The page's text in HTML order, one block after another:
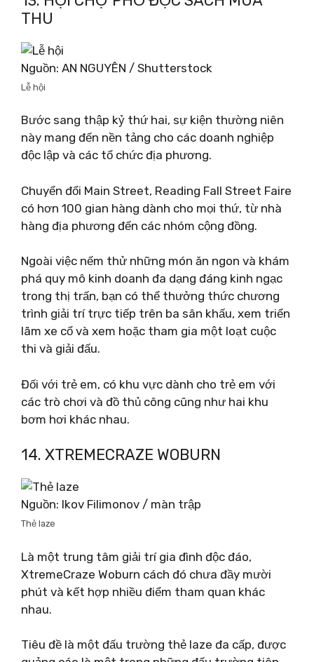
THU
Nguồn: AN NGUYÊN / Shutterstock
Lễ hội
Bước sang thập kỷ thứ hai, sự kiện thường niên
này mang đến nền tảng cho các doanh nghiệp
độc lập và các tổ chức địa phương.
Chuyển đổi Main Street, Reading Fall Street Faire
có hơn 100 gian hàng dành cho mọi thứ, từ nhà
hàng địa phương đến các nhóm cộng đồng.
Ngoài việc nếm thử những món ăn ngon và khám
phá quy mô kinh doanh đa dạng đáng kinh ngạc
trong thị trấn, bạn có thể thưởng thức chương
trình giải trí trực tiếp trên ba sân khấu, xem triển
lãm xe cổ và xem hoặc tham gia một loạt cuộc
thi và giải đấu.
Đối với trẻ em, có khu vực dành cho trẻ em với
các trò chơi và đồ thủ công cũng như hai khu
bơm hơi khác nhau.
14. XTREMECRAZE WOBURN
Nguồn: Ikov Filimonov / màn trập
Thẻ laze
Là một trung tâm giải trí gia đình độc đáo,
XtremeCraze Woburn cách đó chưa đầy mười
phút và kết hợp nhiều điểm tham quan khác
nhau.
Tiêu đề là một đấu trường thẻ laze đa cấp, được